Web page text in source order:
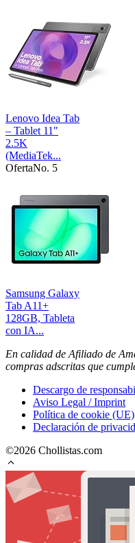
Lenovo Idea Tab
– Tablet 11"
2.5K
(MediaTek...
OfertaNo. 5
Samsung Galaxy
Tab A11+
128GB, Tableta
con IA...
En calidad de Afiliado de
compras adscritas que
Descargo de
Aviso Legal / Imprint
Política de cookie (UE)
Declaración de
©2026 Chollistas.com